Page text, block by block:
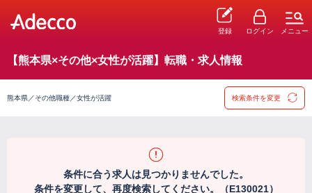
登録 ログイン メニュー
【熊本県×その他×女性が活躍】転職・求人情報
熊本県／その他職種／女性が活躍 検索条件を変更
条件に合う求人は見つかりませんでした。
条件を変更して、再度検索してください。（E130021）